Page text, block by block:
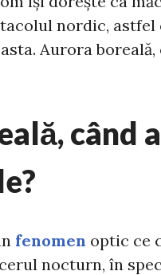
nordic, astfel
Aurora boreală,
când
fenomen optic ce
nocturn, în